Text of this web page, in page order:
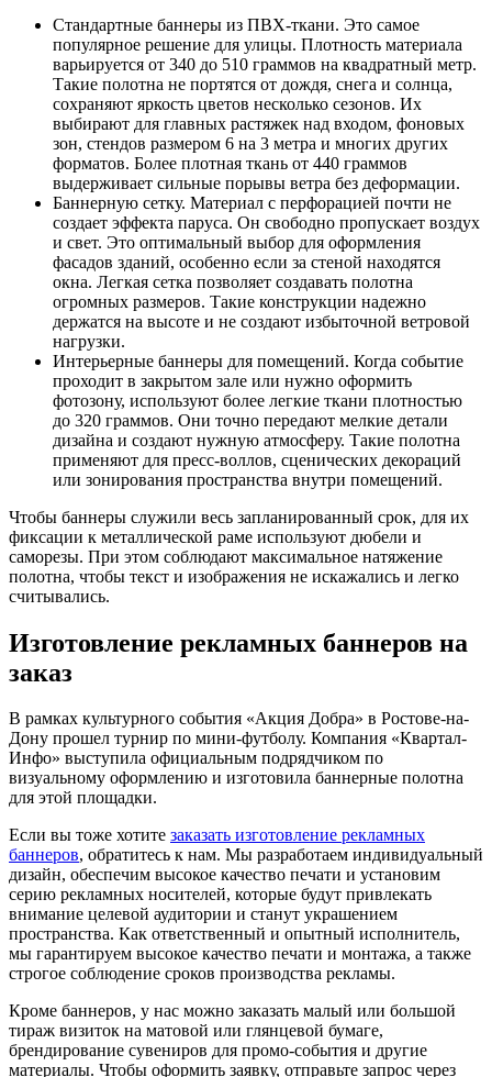
Стандартные баннеры из ПВХ-ткани. Это самое
популярное решение для улицы. Плотность материала
варьируется от 340 до 510 граммов на квадратный метр.
Такие полотна не портятся от дождя, снега и солнца,
сохраняют яркость цветов несколько сезонов. Их
выбирают для главных растяжек над входом, фоновых
зон, стендов размером 6 на 3 метра и многих других
форматов. Более плотная ткань от 440 граммов
выдерживает сильные порывы ветра без деформации.
Баннерную сетку. Материал с перфорацией почти не
создает эффекта паруса. Он свободно пропускает воздух
и свет. Это оптимальный выбор для оформления
фасадов зданий, особенно если за стеной находятся
окна. Легкая сетка позволяет создавать полотна
огромных размеров. Такие конструкции надежно
держатся на высоте и не создают избыточной ветровой
нагрузки.
Интерьерные баннеры для помещений. Когда событие
проходит в закрытом зале или нужно оформить
фотозону, используют более легкие ткани плотностью
до 320 граммов. Они точно передают мелкие детали
дизайна и создают нужную атмосферу. Такие полотна
применяют для пресс-воллов, сценических декораций
или зонирования пространства внутри помещений.
Чтобы баннеры служили весь запланированный срок, для их
фиксации к металлической раме используют дюбели и
саморезы. При этом соблюдают максимальное натяжение
полотна, чтобы текст и изображения не искажались и легко
считывались.
Изготовление рекламных баннеров на
заказ
В рамках культурного события «Акция Добра» в Ростове-на-
Дону прошел турнир по мини-футболу. Компания «Квартал-
Инфо» выступила официальным подрядчиком по
визуальному оформлению и изготовила баннерные полотна
для этой площадки.
Если вы тоже хотите заказать изготовление рекламных
баннеров, обратитесь к нам. Мы разработаем индивидуальный
дизайн, обеспечим высокое качество печати и установим
серию рекламных носителей, которые будут привлекать
внимание целевой аудитории и станут украшением
пространства. Как ответственный и опытный исполнитель,
мы гарантируем высокое качество печати и монтажа, а также
строгое соблюдение сроков производства рекламы.
Кроме баннеров, у нас можно заказать малый или большой
тираж визиток на матовой или глянцевой бумаге,
брендирование сувениров для промо-события и другие
материалы. Чтобы оформить заявку, отправьте запрос через